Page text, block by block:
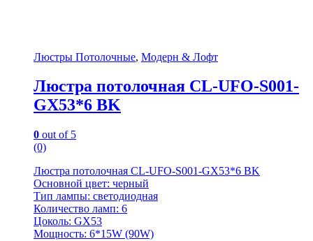
Люстры Потолочные, Модерн & Лофт
Люстра потолочная CL-UFO-S001-
GX53*6 BK
0 out of 5
(0)
Люстра потолочная CL-UFO-S001-GX53*6 BK
Основной цвет: черный
Тип лампы: светодиодная
Количество ламп: 6
Цоколь: GX53
Мощность: 6*15W (90W)